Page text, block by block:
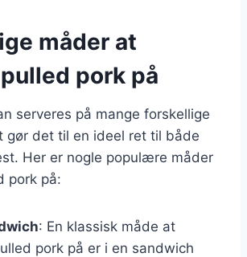
måder at
pork på
serveres på mange forskellige
gør det til en ideel ret til både
Her er nogle populære måder
pork på:
: En klassisk måde at
pork på er i en sandwich